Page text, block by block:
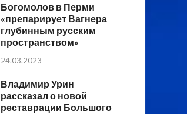
Богомолов в Перми
«препарирует Вагнера
глубинным русским
пространством»
24.03.2023
Владимир Урин
рассказал о новой
реставрации Большого